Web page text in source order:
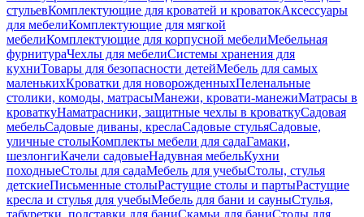
стульевКомплектующие для кроватей и кроватокАксессуары
для мебелиКомплектующие для мягкой
мебелиКомплектующие для корпусной мебелиМебельная
фурнитураЧехлы для мебелиСистемы хранения для
кухниТовары для безопасности детейМебель для самых
маленькихКроватки для новорожденныхПеленальные
столики, комоды, матрасыМанежи, кровати-манежиМатрасы в
кроваткуНаматрасники, защитные чехлы в кроваткуСадовая
мебельСадовые диваны, креслаСадовые стульяСадовые,
уличные столыКомплекты мебели для садаГамаки,
шезлонгиКачели садовыеНадувная мебельКухни
походныеСтолы для садаМебель для учебыСтолы, стулья
детскиеПисьменные столыРастущие столы и партыРастущие
кресла и стулья для учебыМебель для бани и сауныСтулья,
табуретки, подставки для баниСкамьи для баниСтолы для